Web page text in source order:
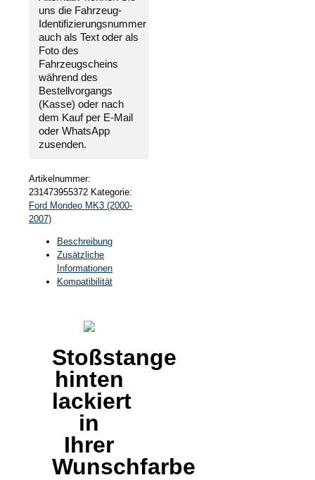
2007
Menge
uns die Fahrzeug-
Identifizierungsnummer
auch als Text oder als
Foto des
Fahrzeugscheins
während des
Bestellvorgangs
(Kasse) oder nach
dem Kauf per E-Mail
oder WhatsApp
zusenden.
Artikelnummer:
231473955372 Kategorie:
Ford Mondeo MK3 (2000-
2007)
Beschreibung
Zusätzliche
Informationen
Kompatibilität
Stoßstange
hinten
lackiert
in
Ihrer
Wunschfarbe